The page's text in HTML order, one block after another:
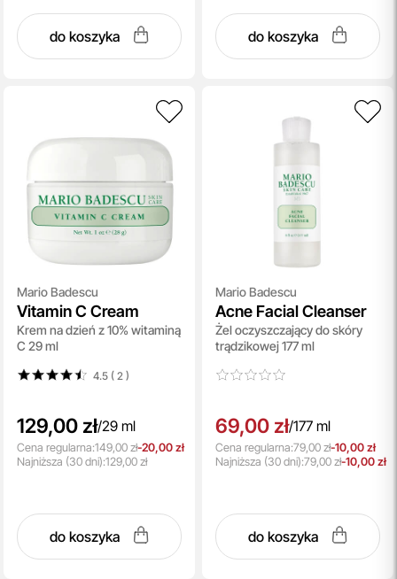
do koszyka do koszyka
Mario Badescu
Vitamin C Cream
Krem na dzień z 10% witaminą
C 29 ml
4.5 ( 2 )
129,00 zł/29 ml
Cena regularna:149,00 zł-20,00 zł
Najniższa (30 dni):129,00 zł
do koszyka
Mario Badescu
Acne Facial Cleanser
Żel oczyszczający do skóry
trądzikowej 177 ml
69,00 zł/177 ml
Cena regularna:79,00 zł-10,00 zł
Najniższa (30 dni):79,00 zł-10,00 zł
do koszyka